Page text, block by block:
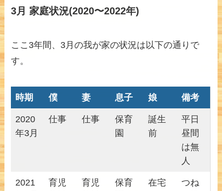
3月 家庭状況(2020〜2022年)
ここ3年間、3月の我が家の状況は以下の通りで
す。
時期 僕 妻 息子 娘 備考
2020
年3月
仕事 仕事
保育
園
誕生
前
平日
昼間
は無
人
2021
育児
育児
保育
在宅
つね